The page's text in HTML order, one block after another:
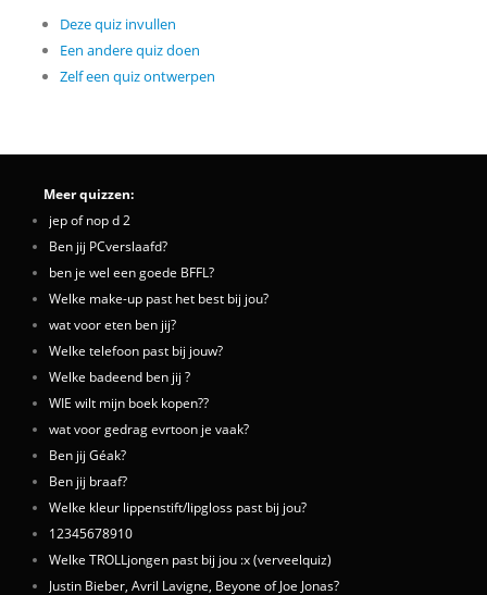
Deze quiz invullen
Een andere quiz doen
Zelf een quiz ontwerpen
Meer quizzen:
jep of nop d 2
Ben jij PCverslaafd?
ben je wel een goede BFFL?
Welke make-up past het best bij jou?
wat voor eten ben jij?
Welke telefoon past bij jouw?
Welke badeend ben jij ?
WIE wilt mijn boek kopen??
wat voor gedrag evrtoon je vaak?
Ben jij Géak?
Ben jij braaf?
Welke kleur lippenstift/lipgloss past bij jou?
12345678910
Welke TROLLjongen past bij jou :x (verveelquiz)
Justin Bieber, Avril Lavigne, Beyone of Joe Jonas?